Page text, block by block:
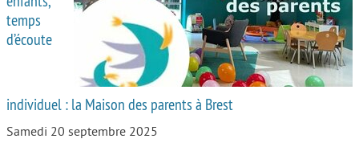
temps
d’écoute
individuel : la Maison des parents à Brest
Samedi 20 septembre 2025